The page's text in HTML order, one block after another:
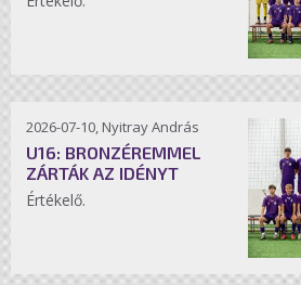
2026-07-10, Nyitray András
U16: BRONZÉREMMEL
ZÁRTÁK AZ IDÉNYT
Értékelő.